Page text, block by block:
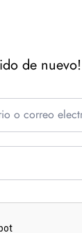
de nuevo!